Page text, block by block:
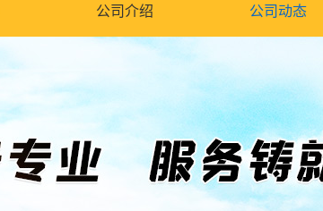
公司介绍 公司动态